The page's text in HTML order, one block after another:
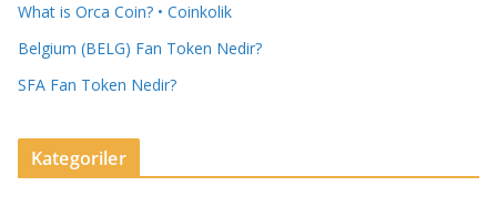
What is Orca Coin? • Coinkolik
Belgium (BELG) Fan Token Nedir?
SFA Fan Token Nedir?
Kategoriler